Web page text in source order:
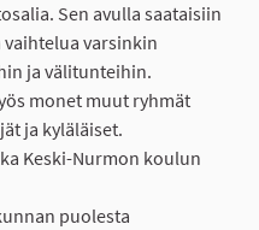
Sen avulla saataisiin
varsinkin
ja välitunteihin.
monet muut ryhmät
ja kyläläiset.
Keski-Nurmon koulun
puolesta